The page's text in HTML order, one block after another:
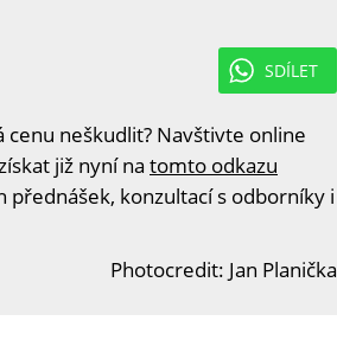
SDÍLET
neškudlit? Navštivte online
již nyní na tomto odkazu
konzultací s odborníky i
Photocredit: Jan Planička